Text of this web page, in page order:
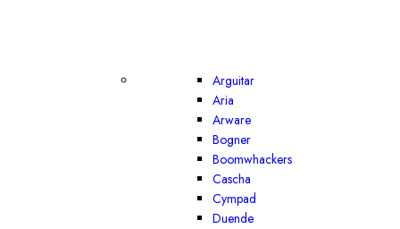
Arguitar
Aria
Arware
Bogner
Boomwhackers
Cascha
Cympad
Duende